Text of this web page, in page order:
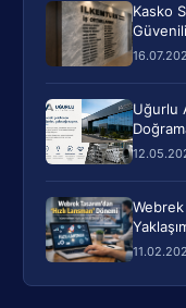
Kasko
Uğurlu
Webrek